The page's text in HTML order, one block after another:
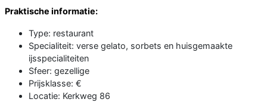
Praktische informatie:
Type: restaurant
Specialiteit: verse gelato, sorbets en huisgemaakte
ijsspecialiteiten
Sfeer: gezellige
Prijsklasse: €
Locatie: Kerkweg 86